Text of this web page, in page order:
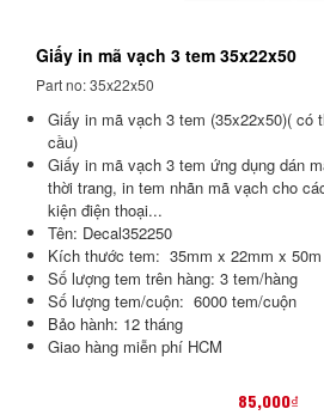
Giấy in mã vạch 3 tem 35x22x50
Part no: 35x22x50
Giấy in mã vạch 3 tem (35x22x50)( có
cầu)
Giấy in mã vạch 3 tem ứng dụng dán
thời trang, in tem nhãn mã vạch cho
kiện điện thoại...
Tên: Decal352250
Kích thước tem: 35mm x 22mm x 50m
Số lượng tem trên hàng: 3 tem/hàng
Số lượng tem/cuộn: 6000 tem/cuộn
Bảo hành: 12 tháng
Giao hàng miễn phí HCM
85,000₫